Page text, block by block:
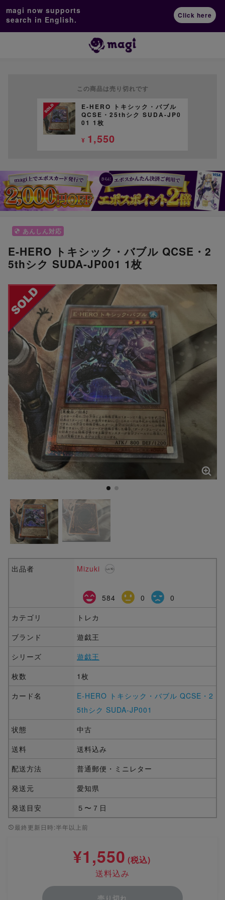
magi now supports
search in English.
Click here
この商品は売り切れです
E-HERO トキシック・バブル
QCSE・25thシク SUDA-JP0
01 1枚
¥ 1,550
あんしん対応
E-HERO トキシック・バブル QCSE・2
5thシク SUDA-JP001 1枚
出品者 Mizuki
584 0
0
カテゴリ
トレカ
ブランド
遊戯王
シリーズ
遊戯王
枚数
1枚
カード名
E-HERO トキシック・バブル QCSE・2
5thシク SUDA-JP001
状態
中古
送料
送料込み
配送方法
普通郵便・ミニレター
発送元
愛知県
発送目安
５〜７日
最終更新日時:半年以上前
¥1,550 (税込)
送料込み